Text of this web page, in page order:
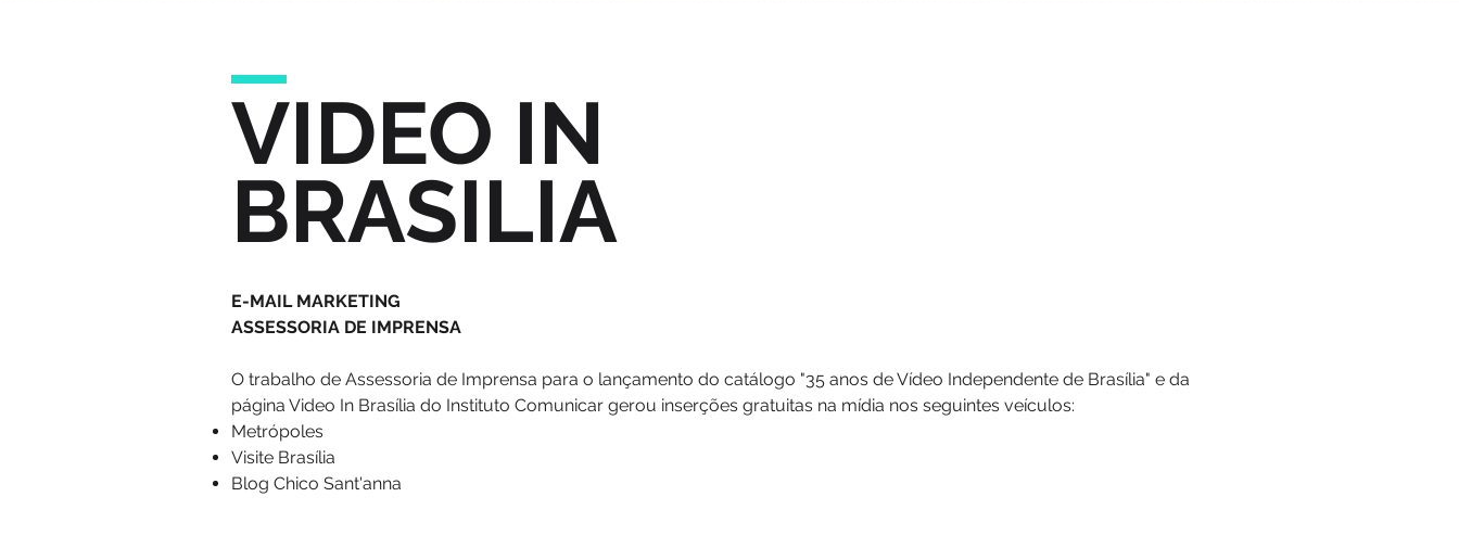
VIDEO IN
BRASILIA
E-MAIL MARKETING
ASSESSORIA DE IMPRENSA
O trabalho de Assessoria de Imprensa para o lançamento do catálogo "35 anos de Vídeo Independente de Brasília" e da
página Video In Brasília do Instituto Comunicar gerou inserções gratuitas na mídia nos seguintes veículos:
Metrópoles
Visite Brasília
Blog Chico Sant'anna